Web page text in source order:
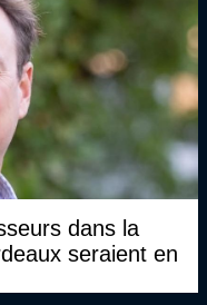
dans la
seraient en